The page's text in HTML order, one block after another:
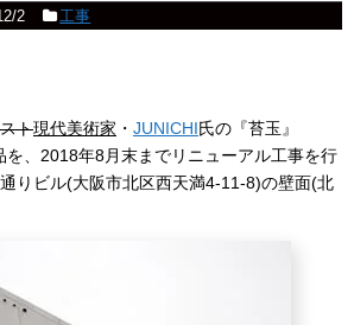
2 工事
ト現代美術家 ・ JUNICHI氏の『苔玉』
、2018年8月末までリニューアル工事を行
りビル(大阪市北区西天満4-11-8)の壁面(北